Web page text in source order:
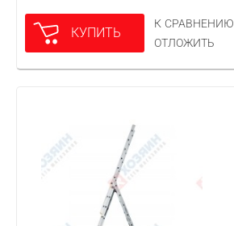
КУПИТЬ
К СРАВНЕНИЮ
ОТЛОЖИТЬ